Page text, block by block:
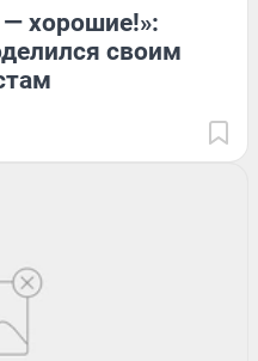
— хорошие!»:
своим